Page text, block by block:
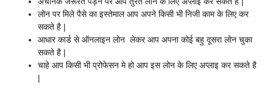
लोन पर मिले पैसे का इस्तेमाल आप अपने किसी भी निजी काम के लिए कर
सकते है |
आधार कार्ड से ऑनलाइन लोन लेकर आप अपना कोई बहु दूसरा लोन चुका
सकते है |
चाहे आप किसी भी प्रोफेसन मे हो आप इस लोन के लिए अप्लाइ कर सकते है
|